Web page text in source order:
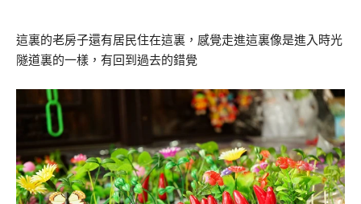
這裏的老房子還有居民住在這裏，感覺走進這裏像是進入時光
隧道裏的一樣，有回到過去的錯覺